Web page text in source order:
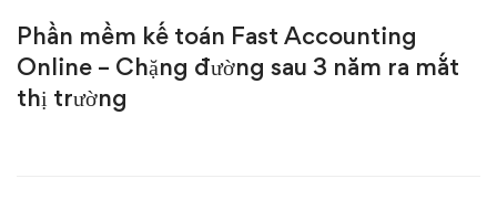
toán
Fast
Phần mềm kế toán Fast Accounting
Online – Chặng đường sau 3 năm ra mắt
thị trường